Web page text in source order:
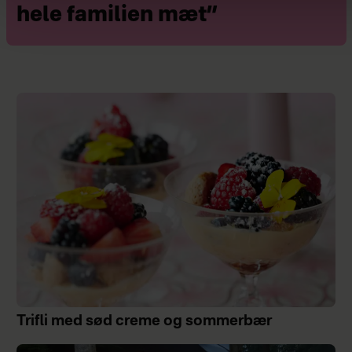
hele familien mæt”
Trifli med sød creme og sommerbær